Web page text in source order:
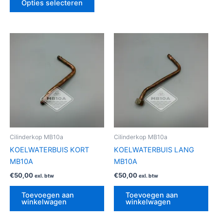
Opties selecteren
Cilinderkop MB10a
KOELWATERBUIS KORT
MB10A
€50,00 exl. btw
Toevoegen aan
winkelwagen
Cilinderkop MB10a
KOELWATERBUIS LANG
MB10A
€50,00 exl. btw
Toevoegen aan
winkelwagen